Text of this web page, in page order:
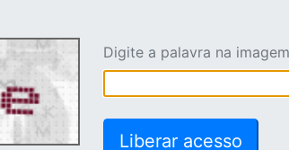
Digite a palavra na